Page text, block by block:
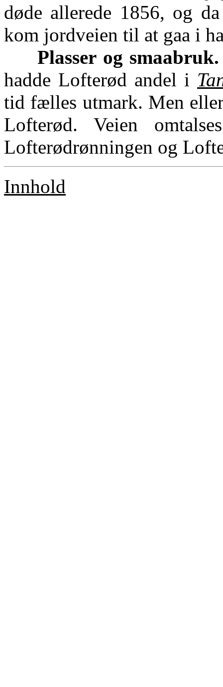
døde allerede 1856, og
kom jordveien til at gaa i
Plasser og smaabruk.
hadde Lofterød andel i
tid fælles utmark. Men
Lofterød. Veien
Lofterødrønningen og
Innhold